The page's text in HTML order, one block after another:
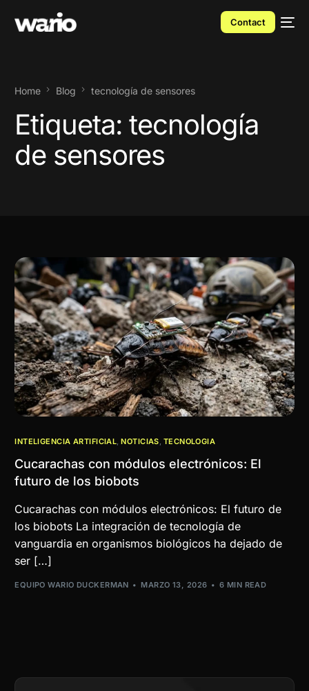
Contact
Home Blog tecnología de sensores
Etiqueta:tecnología
de sensores
INTELIGENCIA ARTIFICIAL,NOTICIAS, TECNOLOGIA
Cucarachas con módulos electrónicos: El
futuro de los biobots
Cucarachas con módulos electrónicos: El futuro de
los biobots La integración de tecnología de
vanguardia en organismos biológicos ha dejado de
ser […]
EQUIPO WARIO DUCKERMAN MARZO 13, 2026 6 MIN READ